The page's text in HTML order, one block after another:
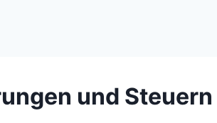
und Steuern